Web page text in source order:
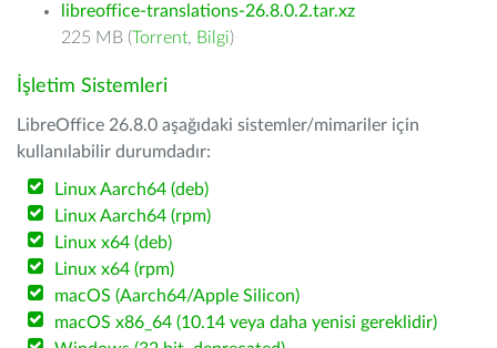
libreoffice-translations-26.8.0.2.tar.xz
225 MB (Torrent, Bilgi)
İşletim Sistemleri
LibreOffice 26.8.0 aşağıdaki sistemler/mimariler için
kullanılabilir durumdadır:
Linux Aarch64 (deb)
Linux Aarch64 (rpm)
Linux x64 (deb)
Linux x64 (rpm)
macOS (Aarch64/Apple Silicon)
macOS x86_64 (10.14 veya daha yenisi gereklidir)